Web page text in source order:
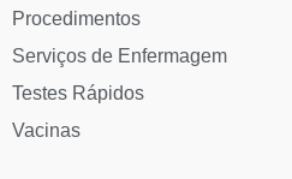
Procedimentos
Serviços de Enfermagem
Testes Rápidos
Vacinas